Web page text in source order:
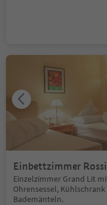
Einbettzimmer
Einzelzimmer Grand Lit
Ohrensessel,
Bademänteln.